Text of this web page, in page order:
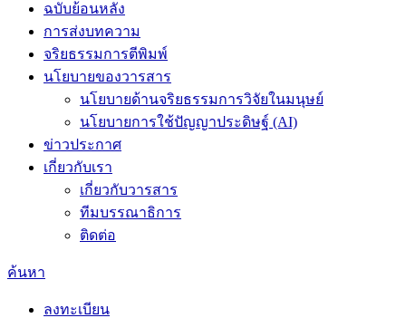
ฉบับย้อนหลัง
การส่งบทความ
จริยธรรมการตีพิมพ์
นโยบายของวารสาร
นโยบายด้านจริยธรรมการวิจัยในมนุษย์
นโยบายการใช้ปัญญาประดิษฐ์ (AI)
ข่าวประกาศ
เกี่ยวกับเรา
เกี่ยวกับวารสาร
ทีมบรรณาธิการ
ติดต่อ
ค้นหา
ลงทะเบียน